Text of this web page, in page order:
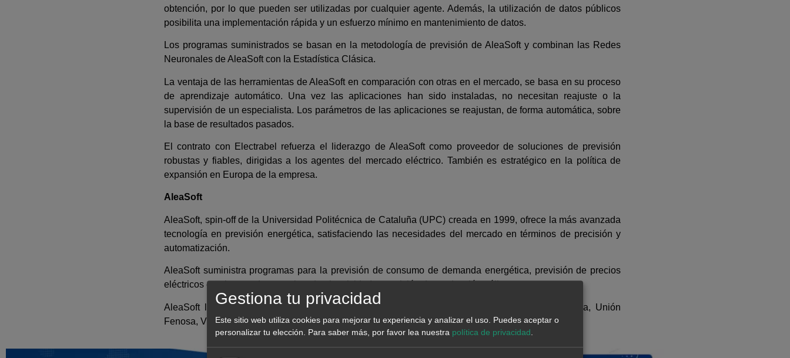
obtención, por lo que pueden ser utilizadas por cualquier agente. Además, la utilización de datos públicos
posibilita una implementación rápida y un esfuerzo mínimo en mantenimiento de datos.
Los programas suministrados se basan en la metodología de previsión de AleaSoft y combinan las Redes
Neuronales de AleaSoft con la Estadística Clásica.
La ventaja de las herramientas de AleaSoft en comparación con otras en el mercado, se basa en su proceso
de aprendizaje automático. Una vez las aplicaciones han sido instaladas, no necesitan reajuste o la
supervisión de un especialista. Los parámetros de las aplicaciones se reajustan, de forma automática, sobre
la base de resultados pasados.
El contrato con Electrabel refuerza el liderazgo de AleaSoft como proveedor de soluciones de previsión
robustas y fiables, dirigidas a los agentes del mercado eléctrico. También es estratégico en la política de
expansión en Europa de la empresa.
AleaSoft
AleaSoft, spin-off de la Universidad Politécnica de Cataluña (UPC) creada en 1999, ofrece la más avanzada
tecnología en previsión energética, satisfaciendo las necesidades del mercado en términos de precisión y
automatización.
AleaSoft suministra programas para la previsión de consumo de demanda energética, previsión de precios
eléctricos en el mercado mayorista de electricidad y previsión de producción eólica.
AleaSoft lidera el suministro de este tipo de herramientas, con clientes como Endesa, Iberdrola, Unión
Fenosa, Viesgo, REE y las italianas Enel, Endesa Italia y Terna-GRTN.
Gestiona tu privacidad
Este sitio web utiliza cookies para mejorar tu experiencia y analizar el uso. Puedes aceptar o
personalizar tu elección.
Para saber más, por favor lea nuestra política de privacidad